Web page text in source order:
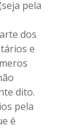
pela
dos
e
dito.
pela
é